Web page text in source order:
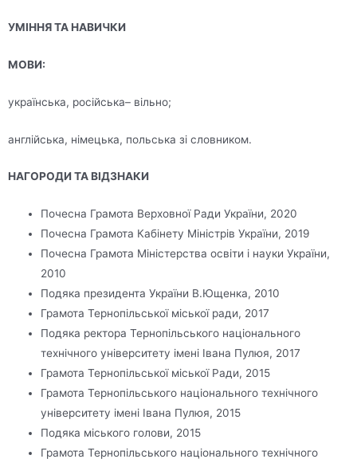
УМІННЯ ТА НАВИЧКИ
МОВИ:
українська, російська– вільно;
англійська, німецька, польська зі словником.
НАГОРОДИ ТА ВІДЗНАКИ
Почесна Грамота Верховної Ради України, 2020
Почесна Грамота Кабінету Міністрів України, 2019
Почесна Грамота Міністерства освіти і науки України,
2010
Подяка президента України В.Ющенка, 2010
Грамота Тернопільської міської ради, 2017
Подяка ректора Тернопільського національного
технічного університету імені Івана Пулюя, 2017
Грамота Тернопільської міської Ради, 2015
Грамота Тернопільського національного технічного
університету імені Івана Пулюя, 2015
Подяка міського голови, 2015
Грамота Тернопільського національного технічного